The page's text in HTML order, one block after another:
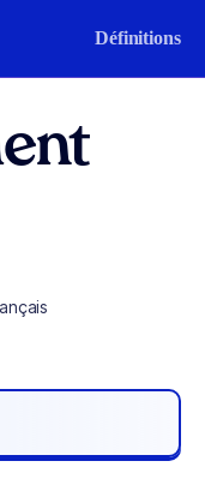
Définitions